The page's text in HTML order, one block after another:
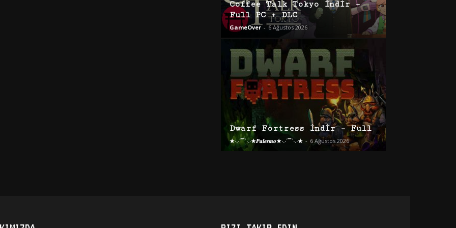
Coffee Talk Tokyo İndir –
Full PC + DLC
GameOver - 6 Ağustos 2026
Dwarf Fortress İndir – Full
★·.·´¯`·.·★𝑷𝒂𝒍𝒆𝒓𝒎𝒐★·.·´¯`·.·★ - 6 Ağustos 2026